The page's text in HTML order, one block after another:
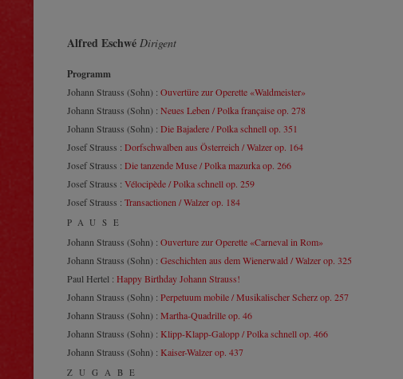
Alfred Eschwé Dirigent
Programm
Johann Strauss (Sohn) : Ouvertüre zur Operette «Waldmeister»
Johann Strauss (Sohn) : Neues Leben / Polka française op. 278
Johann Strauss (Sohn) : Die Bajadere / Polka schnell op. 351
Josef Strauss : Dorfschwalben aus Österreich / Walzer op. 164
Josef Strauss : Die tanzende Muse / Polka mazurka op. 266
Josef Strauss : Vélocipède / Polka schnell op. 259
Josef Strauss : Transactionen / Walzer op. 184
PAUSE
Johann Strauss (Sohn) : Ouverture zur Operette «Carneval in Rom»
Johann Strauss (Sohn) : Geschichten aus dem Wienerwald / Walzer op. 325
Paul Hertel : Happy Birthday Johann Strauss!
Johann Strauss (Sohn) : Perpetuum mobile / Musikalischer Scherz op. 257
Johann Strauss (Sohn) : Martha-Quadrille op. 46
Johann Strauss (Sohn) : Klipp-Klapp-Galopp / Polka schnell op. 466
Johann Strauss (Sohn) : Kaiser-Walzer op. 437
ZUGABE